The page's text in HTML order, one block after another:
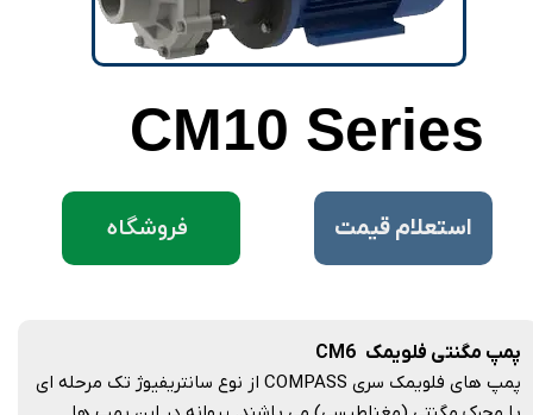
پمپ مگنتی فلویمک CM6
پمپ های فلویمک سری COMPASS از نوع سانتریفیوژ تک مرحله ای
CM10 Series
فروشگاه ​استعلام قیمت